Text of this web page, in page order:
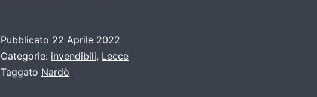
Pubblicato 22 Aprile 2022
Categorie: invendibili, Lecce
Taggato Nardò